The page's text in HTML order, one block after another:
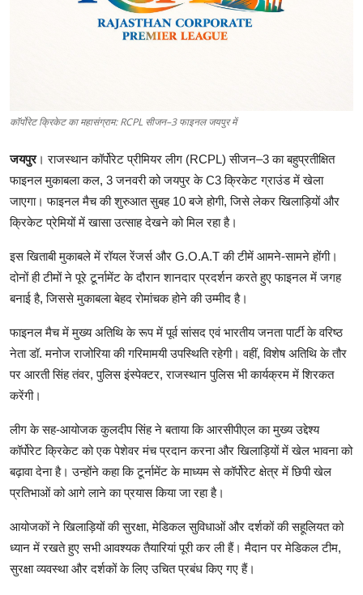
English
कॉर्पोरेट क्रिकेट का महासंग्राम: RCPL सीजन–3 फाइनल जयपुर में
जयपुर। राजस्थान कॉर्पोरेट प्रीमियर लीग (RCPL) सीजन–3 का बहुप्रतीक्षित
फाइनल मुकाबला कल, 3 जनवरी को जयपुर के C3 क्रिकेट ग्राउंड में खेला
जाएगा। फाइनल मैच की शुरुआत सुबह 10 बजे होगी, जिसे लेकर खिलाड़ियों और
क्रिकेट प्रेमियों में खासा उत्साह देखने को मिल रहा है।
इस खिताबी मुकाबले में रॉयल रेंजर्स और G.O.A.T की टीमें आमने-सामने होंगी।
दोनों ही टीमों ने पूरे टूर्नामेंट के दौरान शानदार प्रदर्शन करते हुए फाइनल में जगह
बनाई है, जिससे मुकाबला बेहद रोमांचक होने की उम्मीद है।
फाइनल मैच में मुख्य अतिथि के रूप में पूर्व सांसद एवं भारतीय जनता पार्टी के वरिष्ठ
नेता डॉ. मनोज राजोरिया की गरिमामयी उपस्थिति रहेगी। वहीं, विशेष अतिथि के तौर
पर आरती सिंह तंवर, पुलिस इंस्पेक्टर, राजस्थान पुलिस भी कार्यक्रम में शिरकत
करेंगी।
लीग के सह-आयोजक कुलदीप सिंह ने बताया कि आरसीपीएल का मुख्य उद्देश्य
कॉर्पोरेट क्रिकेट को एक पेशेवर मंच प्रदान करना और खिलाड़ियों में खेल भावना को
बढ़ावा देना है। उन्होंने कहा कि टूर्नामेंट के माध्यम से कॉर्पोरेट क्षेत्र में छिपी खेल
प्रतिभाओं को आगे लाने का प्रयास किया जा रहा है।
आयोजकों ने खिलाड़ियों की सुरक्षा, मेडिकल सुविधाओं और दर्शकों की सहूलियत को
ध्यान में रखते हुए सभी आवश्यक तैयारियां पूरी कर ली हैं। मैदान पर मेडिकल टीम,
सुरक्षा व्यवस्था और दर्शकों के लिए उचित प्रबंध किए गए हैं।